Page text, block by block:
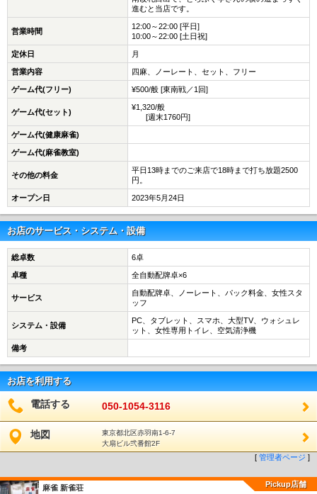
進むと当店です。
営業時間
12:00～22:00 [平日]
10:00～22:00 [土日祝]
定休日 月
営業内容 四麻、ノーレート、セット、フリー
ゲーム代(フリー) ¥500/般 [東南戦／1回]
ゲーム代(セット)
¥1,320/般
[週末1760円]
ゲーム代(健康麻雀)
ゲーム代(麻雀教室)
その他の料金
平日13時までのご来店で18時まで打ち放題2500
円。
オープン日 2023年5月24日
お店のサービス・システム・設備
総卓数 6卓
卓種 全自動配牌卓×6
サービス
自動配牌卓、ノーレート、パック料金、女性スタ
ッフ
システム・設備
PC、タブレット、スマホ、大型TV、ウォシュレ
ット、女性専用トイレ、空気清浄機
備考
お店を利用する
電話する 050-1054-3116
地図
東京都北区赤羽南1-6-7
大扇ビル弐番館2F
[ 管理者ページ ]
Pickup店舗
麻雀 新雀荘